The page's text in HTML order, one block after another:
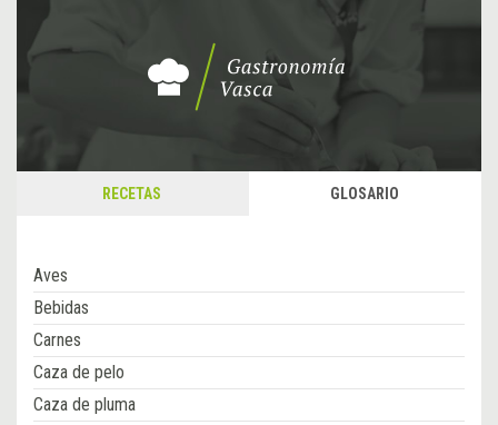
RECETAS GLOSARIO
Aves
Bebidas
Carnes
Caza de pelo
Caza de pluma